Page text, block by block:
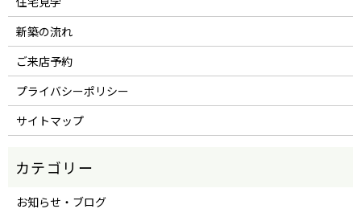
新築の流れ
ご来店予約
プライバシーポリシー
サイトマップ
お知らせ・ブログ